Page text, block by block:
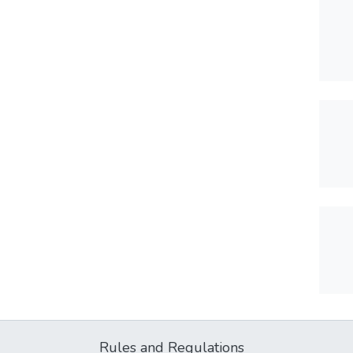
Rules and Regulations